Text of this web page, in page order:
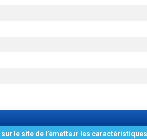
le site de l’émetteur les caractéristiques